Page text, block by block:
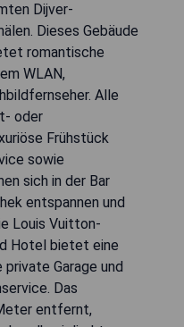
Dijver-
Dieses Gebäude
romantische
WLAN,
Alle
oder
Frühstück
sowie
sich in der Bar
entspannen und
Louis Vuitton-
Hotel bietet eine
Garage und
Das
entfernt,